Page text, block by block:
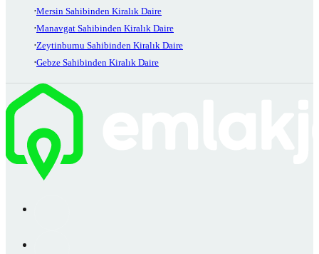
Mersin Sahibinden Kiralık Daire
Manavgat Sahibinden Kiralık Daire
Zeytinburnu Sahibinden Kiralık Daire
Gebze Sahibinden Kiralık Daire